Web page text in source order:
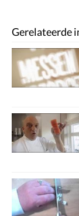
Gerelateerde